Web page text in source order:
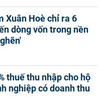
Xuân Hoè chỉ ra 6
dòng vốn trong nền
thuế thu nhập cho hộ
nghiệp có doanh thu